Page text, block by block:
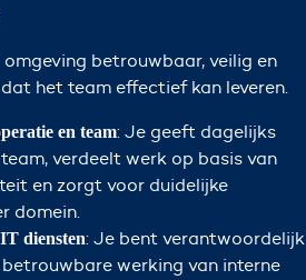
betrouwbaar, veilig en
het team effectief kan leveren.
en team: Je geeft dagelijks
verdeelt werk op basis van
en zorgt voor duidelijke
domein.
diensten: Je bent verantwoordelijk
werking van interne